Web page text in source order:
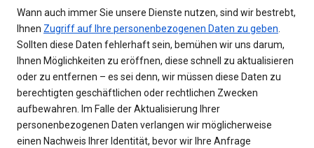
Wann auch immer Sie unsere Dienste nutzen, sind wir bestrebt,
Ihnen Zugriff auf Ihre personenbezogenen Daten zu geben.
Sollten diese Daten fehlerhaft sein, bemühen wir uns darum,
Ihnen Möglichkeiten zu eröffnen, diese schnell zu aktualisieren
oder zu entfernen – es sei denn, wir müssen diese Daten zu
berechtigten geschäftlichen oder rechtlichen Zwecken
aufbewahren. Im Falle der Aktualisierung Ihrer
personenbezogenen Daten verlangen wir möglicherweise
einen Nachweis Ihrer Identität, bevor wir Ihre Anfrage